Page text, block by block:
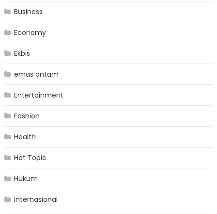
Business
Economy
Ekbis
emas antam
Entertainment
Fashion
Health
Hot Topic
Hukum
Internasional